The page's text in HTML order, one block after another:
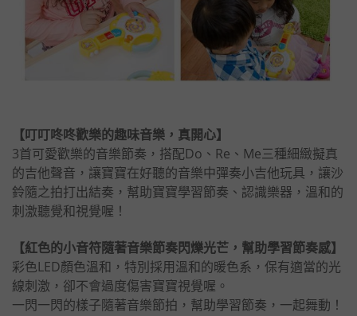
【叮叮咚咚歡樂的趣味音樂，真開心】
3首可愛歡樂的音樂節奏，搭配Do、Re、Me三種細緻擬真
的吉他聲音，讓寶寶在好聽的音樂中彈奏小吉他玩具，讓沙
鈴隨之拍打出結奏，幫助寶寶學習節奏、認識樂器，溫和的
刺激聽覺和視覺喔！
【紅色的小音符隨著音樂節奏閃爍光芒，幫助學習節奏感】
彩色LED顏色溫和，特別採用溫和的暖色系，保有適當的光
線刺激，卻不會過度傷害寶寶視覺喔。
一閃一閃的樣子隨著音樂節拍，幫助學習節奏，一起舞動！